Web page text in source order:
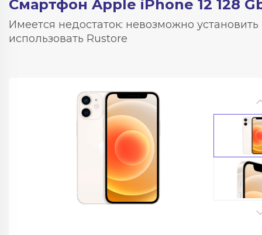
Смартфон Apple iPhone 12 128
Имеется недостаток: невозможно установить
использовать Rustore